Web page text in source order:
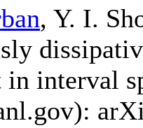
, Y. I.
in interval